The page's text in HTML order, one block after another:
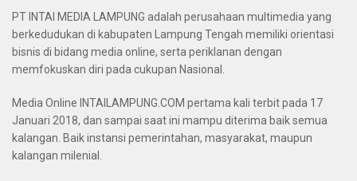
PT INTAI MEDIA LAMPUNG adalah perusahaan multimedia yang
berkedudukan di kabupaten Lampung Tengah memiliki orientasi
bisnis di bidang media online, serta periklanan dengan
memfokuskan diri pada cukupan Nasional.
Media Online INTAILAMPUNG.COM pertama kali terbit pada 17
Januari 2018, dan sampai saat ini mampu diterima baik semua
kalangan. Baik instansi pemerintahan, masyarakat, maupun
kalangan milenial.